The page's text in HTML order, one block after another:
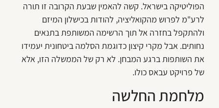
הפוליטיקה בישראל. קשה להאמין שבעת הקרובה זו תורה
לרע"מ לפרוש מהקואליציה, להודות בכישלון המיזם
ולהתקפל בחזרה אל תוך הרשימה המשותפת בתנאים
נחותים. אבל מקרי קיצון כדוגמת הסלמה ביטחונית יעמידו
את השותפות ברגע המבחן. לא רק של הממשלה הזו, אלא
של פרויקט עבאס כולו.
מלחמת החלשה